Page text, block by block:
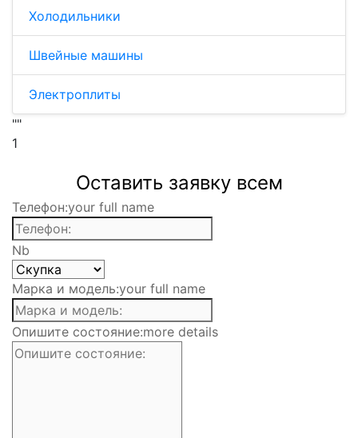
Холодильники
Швейные машины
Электроплиты
""
1
Оставить заявку всем
Телефон:your full name
Nb
Марка и модель:your full name
Опишите состояние:more details